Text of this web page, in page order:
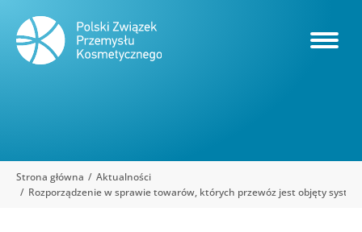
Jesteś tutaj:
Strona główna
Aktualności
Rozporządzenie w sprawie towarów, których przewóz jest objęty